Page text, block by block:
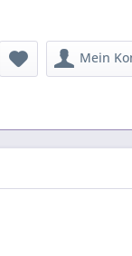
Mein